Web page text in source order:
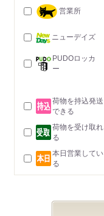
営業所
ニューデイズ
PUDOロッカ
ー
荷物を持込発送
できる
荷物を受け取れ
る
本日営業してい
る